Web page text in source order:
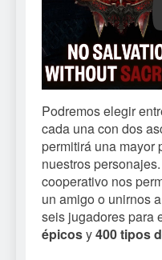
Podremos elegir
cada una con dos
permitirá una mayor
nuestros
cooperativo nos
un amigo o unirnos
seis jugadores para
épicosy400 tipos